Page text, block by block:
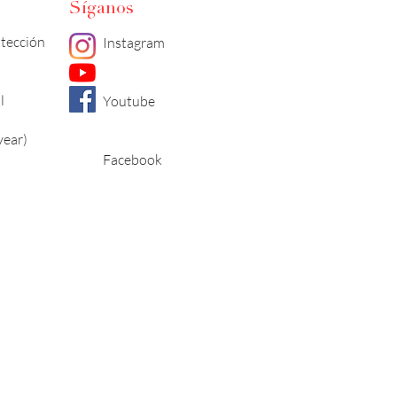
Síganos
Instagram
Youtube
Facebook